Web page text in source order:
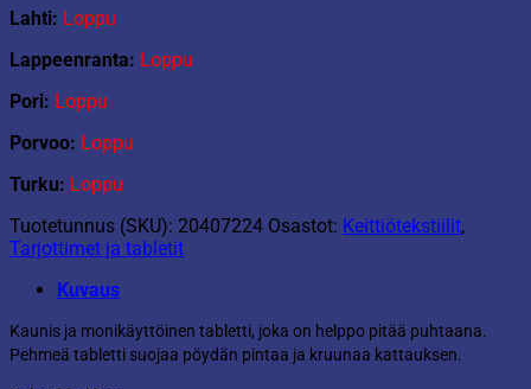
Lahti: Loppu
Lappeenranta: Loppu
Pori: Loppu
Porvoo: Loppu
Turku: Loppu
Tuotetunnus (SKU): 20407224 Osastot: Keittiötekstiilit,
Tarjottimet ja tabletit
Kuvaus
Kaunis ja monikäyttöinen tabletti, joka on helppo pitää puhtaana.
Pehmeä tabletti suojaa pöydän pintaa ja kruunaa kattauksen.